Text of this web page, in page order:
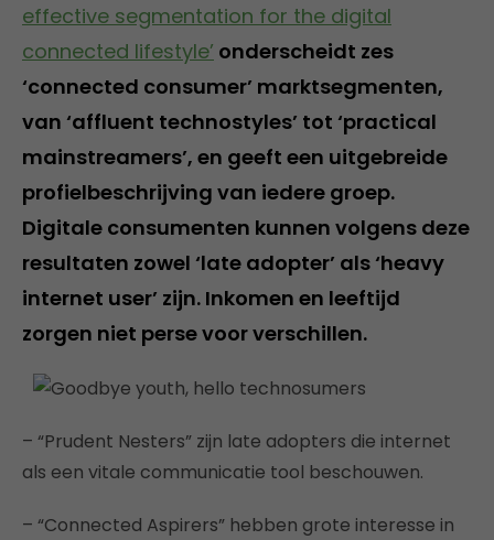
effective segmentation for the digital
connected lifestyle’ onderscheidt zes
‘connected consumer’ marktsegmenten,
van ‘affluent technostyles’ tot ‘practical
mainstreamers’, en geeft een uitgebreide
profielbeschrijving van iedere groep.
Digitale consumenten kunnen volgens deze
resultaten zowel ‘late adopter’ als ‘heavy
internet user’ zijn. Inkomen en leeftijd
zorgen niet perse voor verschillen.
– “Prudent Nesters” zijn late adopters die internet
als een vitale communicatie tool beschouwen.
– “Connected Aspirers” hebben grote interesse in